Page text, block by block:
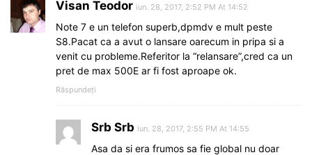
Visan Teodor iun. 28, 2017, 2:52 PM At 14:52
Note 7 e un telefon superb,dpmdv e mult peste
S8.Pacat ca a avut o lansare oarecum in pripa si a
venit cu probleme.Referitor la “relansare”,cred ca un
pret de max 500E ar fi fost aproape ok.
Răspundeți
Srb Srb iun. 28, 2017, 2:55 PM At 14:55
Asa da si era frumos sa fie global nu doar